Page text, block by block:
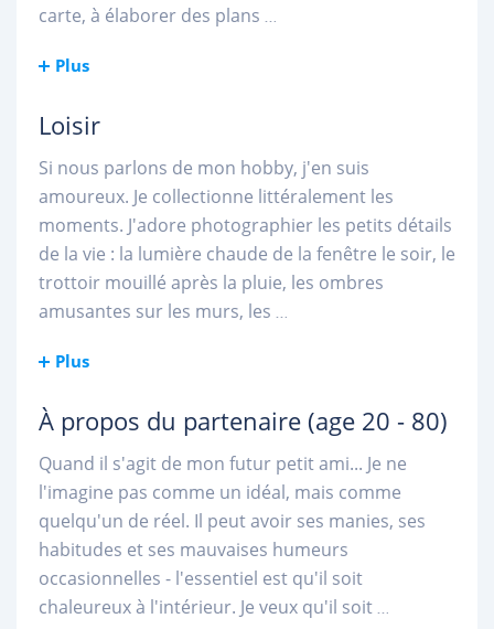
carte, à élaborer des plans ...
Plus
Loisir
Si nous parlons de mon hobby, j'en suis
amoureux. Je collectionne littéralement les
moments. J'adore photographier les petits détails
de la vie : la lumière chaude de la fenêtre le soir, le
trottoir mouillé après la pluie, les ombres
amusantes sur les murs, les ...
Plus
À propos du partenaire (age 20 - 80)
Quand il s'agit de mon futur petit ami... Je ne
l'imagine pas comme un idéal, mais comme
quelqu'un de réel. Il peut avoir ses manies, ses
habitudes et ses mauvaises humeurs
occasionnelles - l'essentiel est qu'il soit
chaleureux à l'intérieur. Je veux qu'il soit...